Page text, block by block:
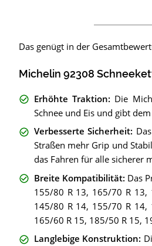
Das genügt in der
Michelin 92308
Erhöhte Traktion: Die
Schnee und Eis und gibt
Verbesserte Sicherheit:
Straßen mehr Grip und
das Fahren für alle sicherer
Breite Kompatibilität: Das
155/80 R 13, 165/70 R
145/80 R 14, 155/70 R
165/60 R 15, 185/50 R 15,
Langlebige Konstruktion: